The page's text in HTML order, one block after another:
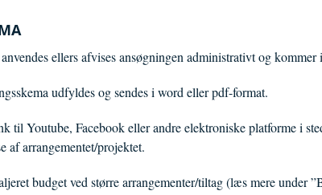
ellers afvises ansøgningen administrativt og
udfyldes og sendes i word eller pdf-format.
til Youtube, Facebook eller andre elektroniske platforme i
af arrangementet/projektet.
budget ved større arrangementer/tiltag (læs mere under